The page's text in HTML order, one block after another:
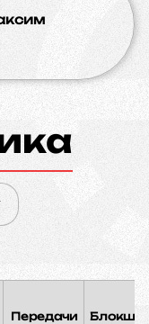
Передачи